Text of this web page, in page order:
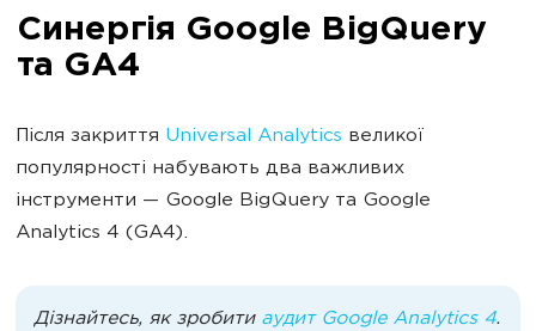
Синергія Google BigQuery
та GA4
Після закриття Universal Analytics великої
популярності набувають два важливих
інструменти — Google BigQuery та Google
Analytics 4 (GA4).
Дізнайтесь, як зробити аудит Google Analytics 4.